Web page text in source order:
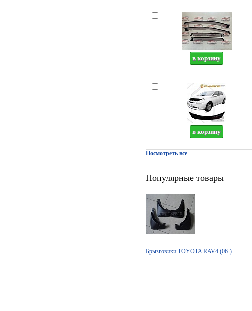
Посмотреть все
Популярные товары
Брызговики TOYOTA RAV4 (06-)